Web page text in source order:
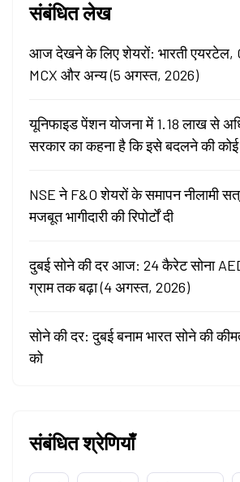
संबंधित लेख
आज देखने के लिए शेयरों: भारती एयरटेल,
MCX और अन्य (5 अगस्त, 2026)
यूनिफाइड पेंशन योजना में 1.18 लाख से
सरकार का कहना है कि इसे बदलने की कोई
NSE ने F&O शेयरों के समापन नीलामी
मजबूत भागीदारी की रिपोर्टों दी
दुबई सोने की दर आज: 24 कैरेट सोना
ग्राम तक बढ़ा (4 अगस्त, 2026)
सोने की दर: दुबई बनाम भारत सोने की
को
संबंधित श्रेणियाँ